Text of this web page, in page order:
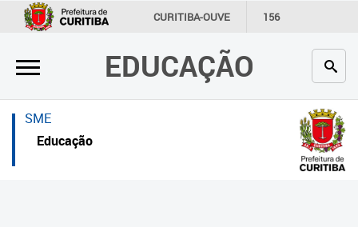
CURITIBA-OUVE 156
INFORMAÇÃO SECRETARIAS
EDUCAÇÃO
×
Inicial
Secretaria
Profissionais da educação
×
Inicial
Inicial
Secretaria
SME
Educação